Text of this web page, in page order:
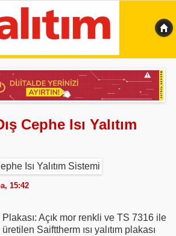
Cephe Isı Yalıtım
15:42
Plakası: Açık mor renkli ve TS 7316 ile
Saifttherm ısı yalıtım plakası
0,348 sn